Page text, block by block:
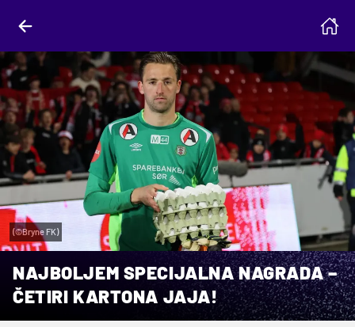
(©Bryne FK)
NAJBOLJEM SPECIJALNA NAGRADA –
ČETIRI KARTONA JAJA!